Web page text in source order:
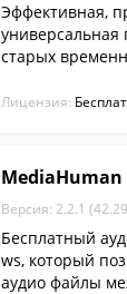
Эффективная,
универсальная
старых
Лицензия:
Версия: 2.2.1
Бесплатный
ws, который
аудио файлы